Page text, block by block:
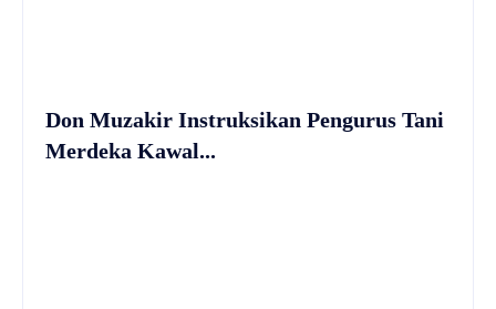
Don Muzakir Instruksikan Pengurus Tani
Merdeka Kawal...